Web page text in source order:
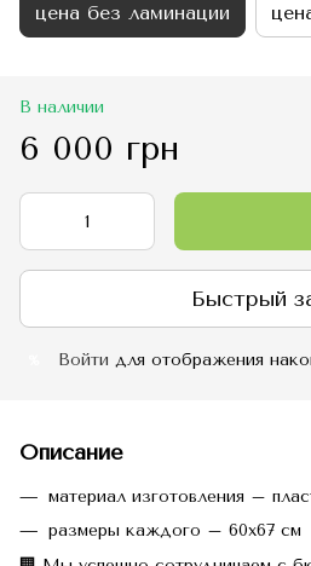
цена без ламинации
В наличии
6 000 грн
Быстрый
Войти для отображения
Описание
материал изготовления –
размеры каждого – 60х67 см